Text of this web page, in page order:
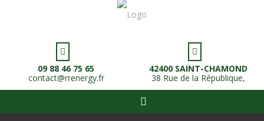
09 88 46 75 65
contact@rrenergy.fr
42400 SAINT-CHAMOND
38 Rue de la République,